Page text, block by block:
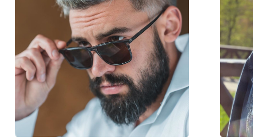
Moterims
Kategorija:
Akiniai nuo saulės
Prekės ženklas:
Liu Jo
Naudojimas:
Madingi
Kodas:
LJ736S 603 55